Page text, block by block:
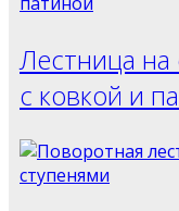
Лестница
с ковкой и